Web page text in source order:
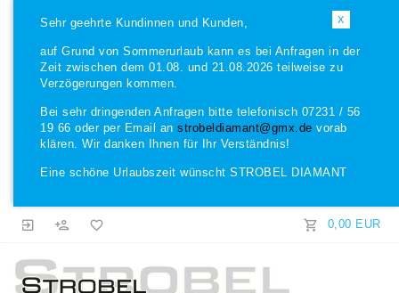
X
Sehr geehrte Kundinnen und Kunden,
auf Grund von Sommerurlaub kann es bei Anfragen in der
Zeit zwischen dem 01.08. und 21.08.2026 teilweise zu
Verzögerungen kommen.
Bei sehr dringenden Anfragen bitte telefonisch 07231 / 56
19 66 oder per Email an strobeldiamant@gmx.de vorab
klären. Wir danken Ihnen für Ihr Verständnis!
Eine schöne Urlaubszeit wünscht STROBEL DIAMANT
0,00 EUR